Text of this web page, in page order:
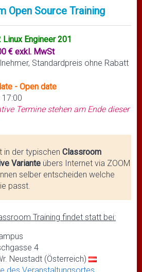
Open Source Training
Linux Engineer 201
€ exkl. MwSt
Standardpreis ohne Rabatt
- Open date
17:00
Termine stehen am Ende dieser
in der typischen Classroom
Variante übers Internet via ZOOM
selber entscheiden welche
passt.
Training findet statt bei:
4
Neustadt (Österreich)